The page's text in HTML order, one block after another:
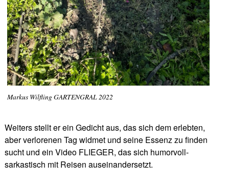
Markus Wilfling GARTENGRAL 2022
Weiters stellt er ein Gedicht aus, das sich dem erlebten,
aber verlorenen Tag widmet und seine Essenz zu finden
sucht und ein Video FLIEGER, das sich humorvoll-
sarkastisch mit Reisen auseinandersetzt.